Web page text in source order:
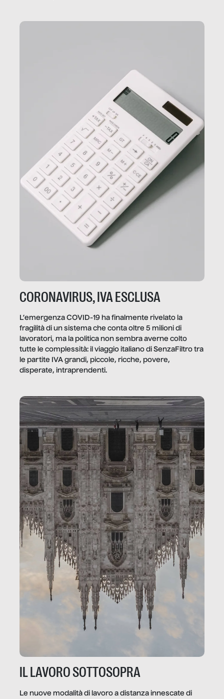
CORONAVIRUS, IVA ESCLUSA
L’emergenza COVID-19 ha finalmente rivelato la
fragilità di un sistema che conta oltre 5 milioni di
lavoratori, ma la politica non sembra averne colto
tutte le complessità: il viaggio italiano di SenzaFiltro tra
le partite IVA grandi, piccole, ricche, povere,
disperate, intraprendenti.
IL LAVORO SOTTOSOPRA
Le nuove modalità di lavoro a distanza innescate di